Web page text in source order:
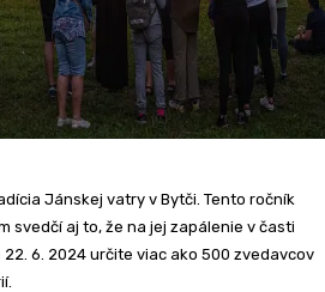
Jánskej vatry v Bytči. Tento ročník
svedčí aj to, že na jej zapálenie v časti
6. 2024 určite viac ako 500 zvedavcov